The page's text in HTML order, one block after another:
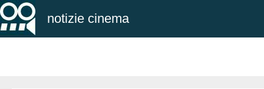
notizie cinema